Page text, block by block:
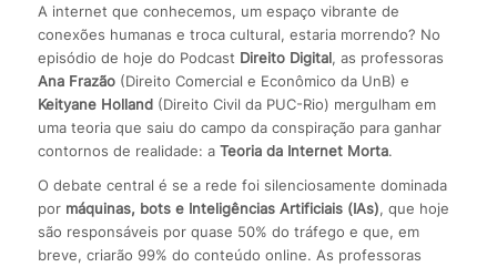
A internet que conhecemos, um espaço vibrante de
conexões humanas e troca cultural, estaria morrendo? No
episódio de hoje do Podcast Direito Digital, as professoras
Ana Frazão(Direito Comercial e Econômico da UnB) e
Keityane Holland(Direito Civil da PUC-Rio) mergulham em
uma teoria que saiu do campo da conspiração para ganhar
contornos de realidade: a Teoria da Internet Morta.
O debate central é se a rede foi silenciosamente dominada
por máquinas, bots e Inteligências Artificiais (IAs), que hoje
são responsáveis por quase 50% do tráfego e que, em
breve, criarão 99% do conteúdo online. As professoras